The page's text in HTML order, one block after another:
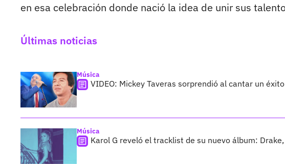
en esa celebración donde nació la idea de unir sus
Últimas noticias
Música
VIDEO: Mickey Taveras sorprendió al cantar un
Música
Karol G reveló el tracklist de su nuevo álbum: